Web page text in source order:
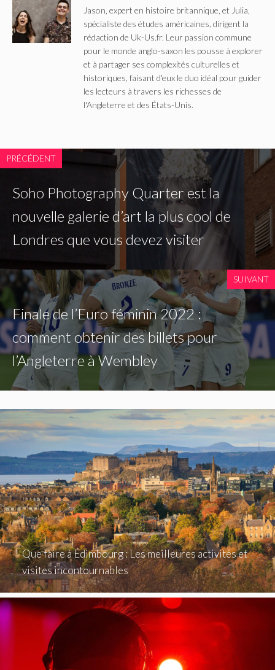
Jason, expert en histoire britannique, et Julia,
spécialiste des études américaines, dirigent la
rédaction de Uk-Us.fr. Leur passion commune
pour le monde anglo-saxon les pousse à explorer
et à partager ses complexités culturelles et
historiques, faisant d'eux le duo idéal pour guider
les lecteurs à travers les richesses de
l'Angleterre et des États-Unis.
PRÉCÉDENT
Soho Photography Quarter est la
nouvelle galerie d’art la plus cool de
Londres que vous devez visiter
SUIVANT
Finale de l’Euro féminin 2022 :
comment obtenir des billets pour
l’Angleterre à Wembley
Que faire à Édimbourg : Les meilleures activités et
visites incontournables